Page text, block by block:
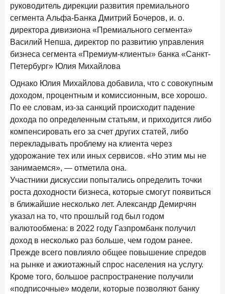
руководитель дирекции развития премиального
сегмента Альфа-Банка Дмитрий Бочеров, и. о.
директора дивизиона «Премиального сегмента»
Василий Непша, директор по развитию управления
бизнеса сегмента «Премиум-клиенты» банка «Санкт-
Петербург» Юлия Михайлова
Однако Юлия Михайлова добавила, что с совокупным
доходом, процентным и комиссионным, все хорошо.
По ее словам, из-за санкций происходит падение
дохода по определенным статьям, и приходится либо
компенсировать его за счет других статей, либо
перекладывать проблему на клиента через
удорожание тех или иных сервисов. «Но этим мы не
занимаемся», — отметила она.
Участники дискуссии попытались определить точки
роста доходности бизнеса, которые смогут появиться
в ближайшие несколько лет. Александр Демирчян
указал на то, что прошлый год был годом
валютообмена: в 2022 году Газпромбанк получил
доход в несколько раз больше, чем годом ранее.
Прежде всего повлияло общее повышение спредов
на рынке и ажиотажный спрос населения на услугу.
Кроме того, большое распространение получили
«подписочные» модели, которые позволяют банку